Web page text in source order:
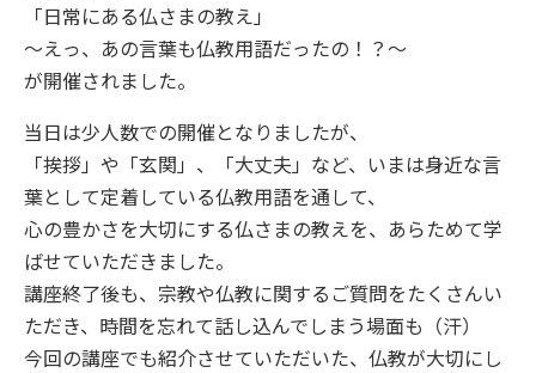
「日常にある仏さまの教え」
～えっ、あの言葉も仏教用語だったの！？～
が開催されました。
当日は少人数での開催となりましたが、
「挨拶」や「玄関」、「大丈夫」など、いまは身近な言
葉として定着している仏教用語を通して、
心の豊かさを大切にする仏さまの教えを、あらためて学
ばせていただきました。
講座終了後も、宗教や仏教に関するご質問をたくさんい
ただき、時間を忘れて話し込んでしまう場面も（汗）
今回の講座でも紹介させていただいた、仏教が大切にし